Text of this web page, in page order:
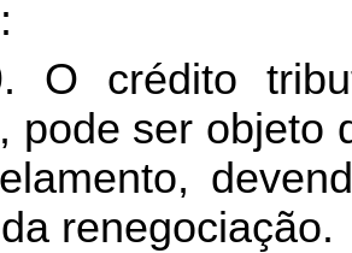
O crédito
pode ser objeto
renegociação.